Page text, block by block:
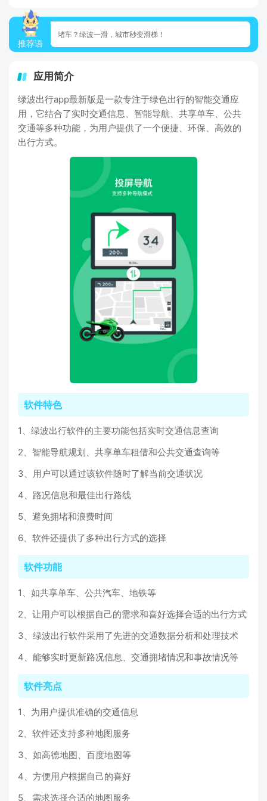
推荐语
堵车？绿波一滑，城市秒变滑梯！
应用简介
绿波出行app最新版是一款专注于绿色出行的智能交通应
用，它结合了实时交通信息、智能导航、共享单车、公共
交通等多种功能，为用户提供了一个便捷、环保、高效的
出行方式。
软件特色
1、绿波出行软件的主要功能包括实时交通信息查询
2、智能导航规划、共享单车租借和公共交通查询等
3、用户可以通过该软件随时了解当前交通状况
4、路况信息和最佳出行路线
5、避免拥堵和浪费时间
6、软件还提供了多种出行方式的选择
软件功能
1、如共享单车、公共汽车、地铁等
2、让用户可以根据自己的需求和喜好选择合适的出行方式
3、绿波出行软件采用了先进的交通数据分析和处理技术
4、能够实时更新路况信息、交通拥堵情况和事故情况等
软件亮点
1、为用户提供准确的交通信息
2、软件还支持多种地图服务
3、如高德地图、百度地图等
4、方便用户根据自己的喜好
5、需求选择合适的地图服务